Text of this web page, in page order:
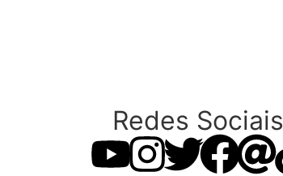
Redes Sociais